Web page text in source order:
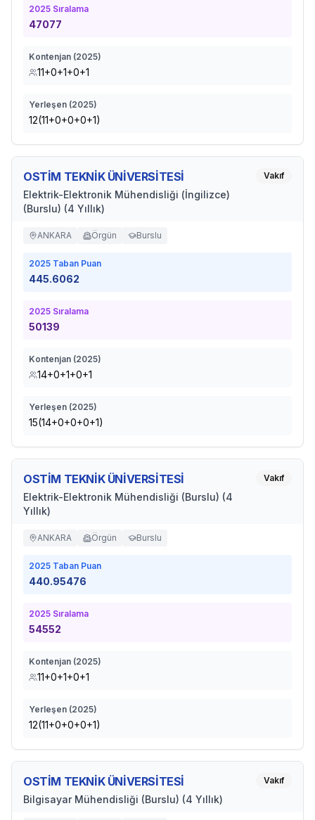
2025 Sıralama
47077
Kontenjan (2025)
11+0+1+0+1
Yerleşen (2025)
12(11+0+0+0+1)
OSTİM TEKNİK ÜNİVERSİTESİ
Elektrik-Elektronik Mühendisliği (İngilizce)
(Burslu) (4 Yıllık)
Vakıf
ANKARA Örgün Burslu
2025 Taban Puan
445.6062
2025 Sıralama
50139
Kontenjan (2025)
14+0+1+0+1
Yerleşen (2025)
15(14+0+0+0+1)
OSTİM TEKNİK ÜNİVERSİTESİ
Elektrik-Elektronik Mühendisliği (Burslu) (4
Yıllık)
Vakıf
ANKARA Örgün Burslu
2025 Taban Puan
440.95476
2025 Sıralama
54552
Kontenjan (2025)
11+0+1+0+1
Yerleşen (2025)
12(11+0+0+0+1)
OSTİM TEKNİK ÜNİVERSİTESİ
Bilgisayar Mühendisliği (Burslu) (4 Yıllık)
Vakıf